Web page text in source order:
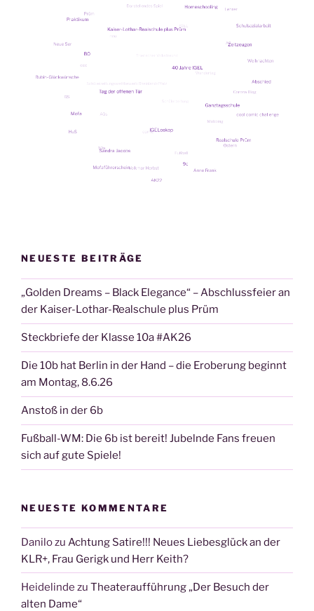
tern­
che­
rin
la
Zech­
ner“
NEUESTE BEITRÄGE
„Golden Dreams – Black Elegance“ – Abschlussfeier an
der Kaiser-Lothar-Realschule plus Prüm
Steckbriefe der Klasse 10a #AK26
Die 10b hat Berlin in der Hand – die Eroberung beginnt
am Montag, 8.6.26
Anstoß in der 6b
Fußball-WM: Die 6b ist bereit! Jubelnde Fans freuen
sich auf gute Spiele!
NEUESTE KOMMENTARE
Danilozu Achtung Satire!!! Neues Liebesglück an der
KLR+, Frau Gerigk und Herr Keith?
Heidelinde zu Theateraufführung „Der Besuch der
alten Dame“